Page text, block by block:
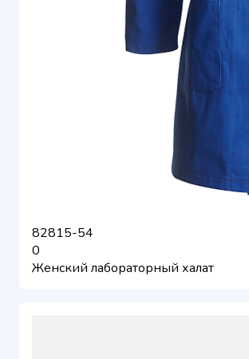
82815-54
0
Женский лабораторный халат